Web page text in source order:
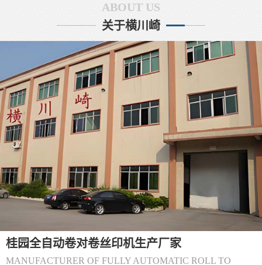
ABOUT US
关于横川崎
桂园全自动卷对卷丝印机生产厂家
MANUFACTURER OF FULLY AUTOMATIC ROLL TO
控制、过程监管、结果检测**三个维度层层把关。 一、源头控制：
网版与材料是质量根基 1. **网版精度把控** - 选择高目数丝网（如
300-500目），确保微缩文字、精细纹理能清晰呈现，目数过低易导
致图案边缘毛糙。 - 严格控制感光胶厚度（通常5-10&mu;m），厚
度不均会造成油墨漏印量不一致，出现局
(桂园)〔丝印机〕丝网印刷丝印网版怎么制
(桂园) 丝网印刷网版制作主要包括以下步骤和方法： 一、制版方法
分类 直接制版法&zwnj; 工艺流程：绷网&rarr;脱脂&rarr;烘干&rarr;
涂布感光胶&rarr;曝光&rarr;显影&rarr;烘干&rar
(桂园)〔丝印机〕怎么解决丝网印刷机网板
(桂园) 丝网印刷网版粘版问题可通过以下方法综合解决： 一、环境
与工艺调整 温湿度控制&zwnj;保持车间温度24&deg;C左右、湿度
65%左右，避免高温低湿导致油墨粘度异常升高。夏季需
(桂园)您好,双面IMD技术是怎么实现的？